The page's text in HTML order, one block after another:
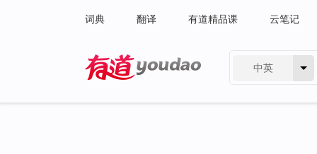
词典 翻译 有道精品课 云笔记
中英